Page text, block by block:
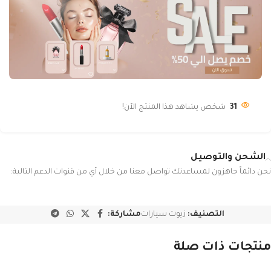
31 شخص يشاهد هذا المنتج الآن!
الشحن والتوصيل
نحن دائماً جاهزون لمساعدتك تواصل معنا من خلال أي من قنوات الدعم التالية:
التصنيف: زيوت سياراتمشاركة:
منتجات ذات صلة